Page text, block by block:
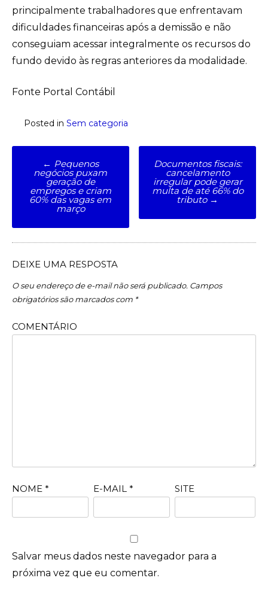
principalmente trabalhadores que enfrentavam
dificuldades financeiras após a demissão e não
conseguiam acessar integralmente os recursos do
fundo devido às regras anteriores da modalidade.
Fonte Portal Contábil
Posted in Sem categoria
Post
navigation
← Pequenos
negócios puxam
geração de
empregos e criam
60% das vagas em
março
Documentos fiscais:
cancelamento
irregular pode gerar
multa de até 66% do
tributo →
DEIXE UMA RESPOSTA
O seu endereço de e-mail não será publicado. Campos
obrigatórios são marcados com *
COMENTÁRIO
NOME * E-MAIL * SITE
Salvar meus dados neste navegador para a
próxima vez que eu comentar.